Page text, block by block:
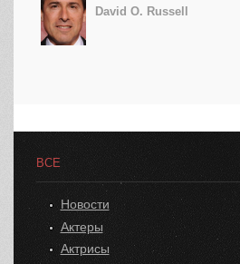
David O. Russell
ВСЕ
Новости
Актеры
Актрисы